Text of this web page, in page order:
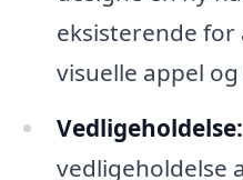
eksisterende
visuelle appel
Vedligeholdelse:
vedligeholdelse